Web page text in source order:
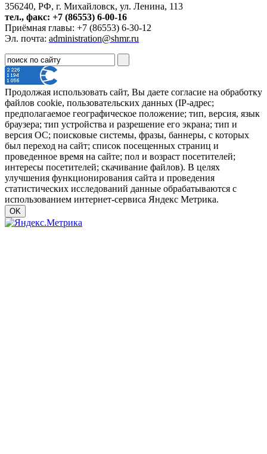
356240, РФ, г. Михайловск, ул. Ленина, 113
тел., факс: +7 (86553) 6-00-16
Приёмная главы: +7 (86553) 6-30-12
Эл. почта: administration@shmr.ru
Продолжая использовать сайт, Вы даете согласие на обработку
файлов cookie, пользовательских данных (IP-адрес;
предполагаемое географическое положение; тип, версия, язык
браузера; тип устройства и разрешение его экрана; тип и
версия ОС; поисковые системы, фразы, баннеры, с которых
был переход на сайт; список посещенных страниц и
проведенное время на сайте; пол и возраст посетителей;
интересы посетителей; скачивание файлов). В целях
улучшения функционирования сайта и проведения
статистических исследований данные обрабатываются с
использованием интернет-сервиса Яндекс Метрика.
OK